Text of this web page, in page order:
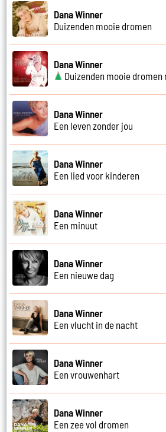
Dana Winner
Duizenden mooie dromen
Dana Winner
Duizenden mooie
Dana Winner
Een leven zonder jou
Dana Winner
Een lied voor kinderen
Dana Winner
Een minuut
Dana Winner
Een nieuwe dag
Dana Winner
Een vlucht in de nacht
Dana Winner
Een vrouwenhart
Dana Winner
Een zee vol dromen